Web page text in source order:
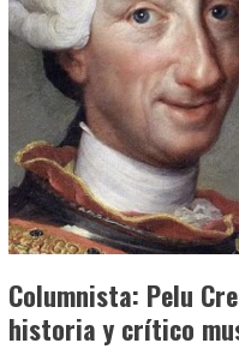
Columnista: Pelu
historia y crítico